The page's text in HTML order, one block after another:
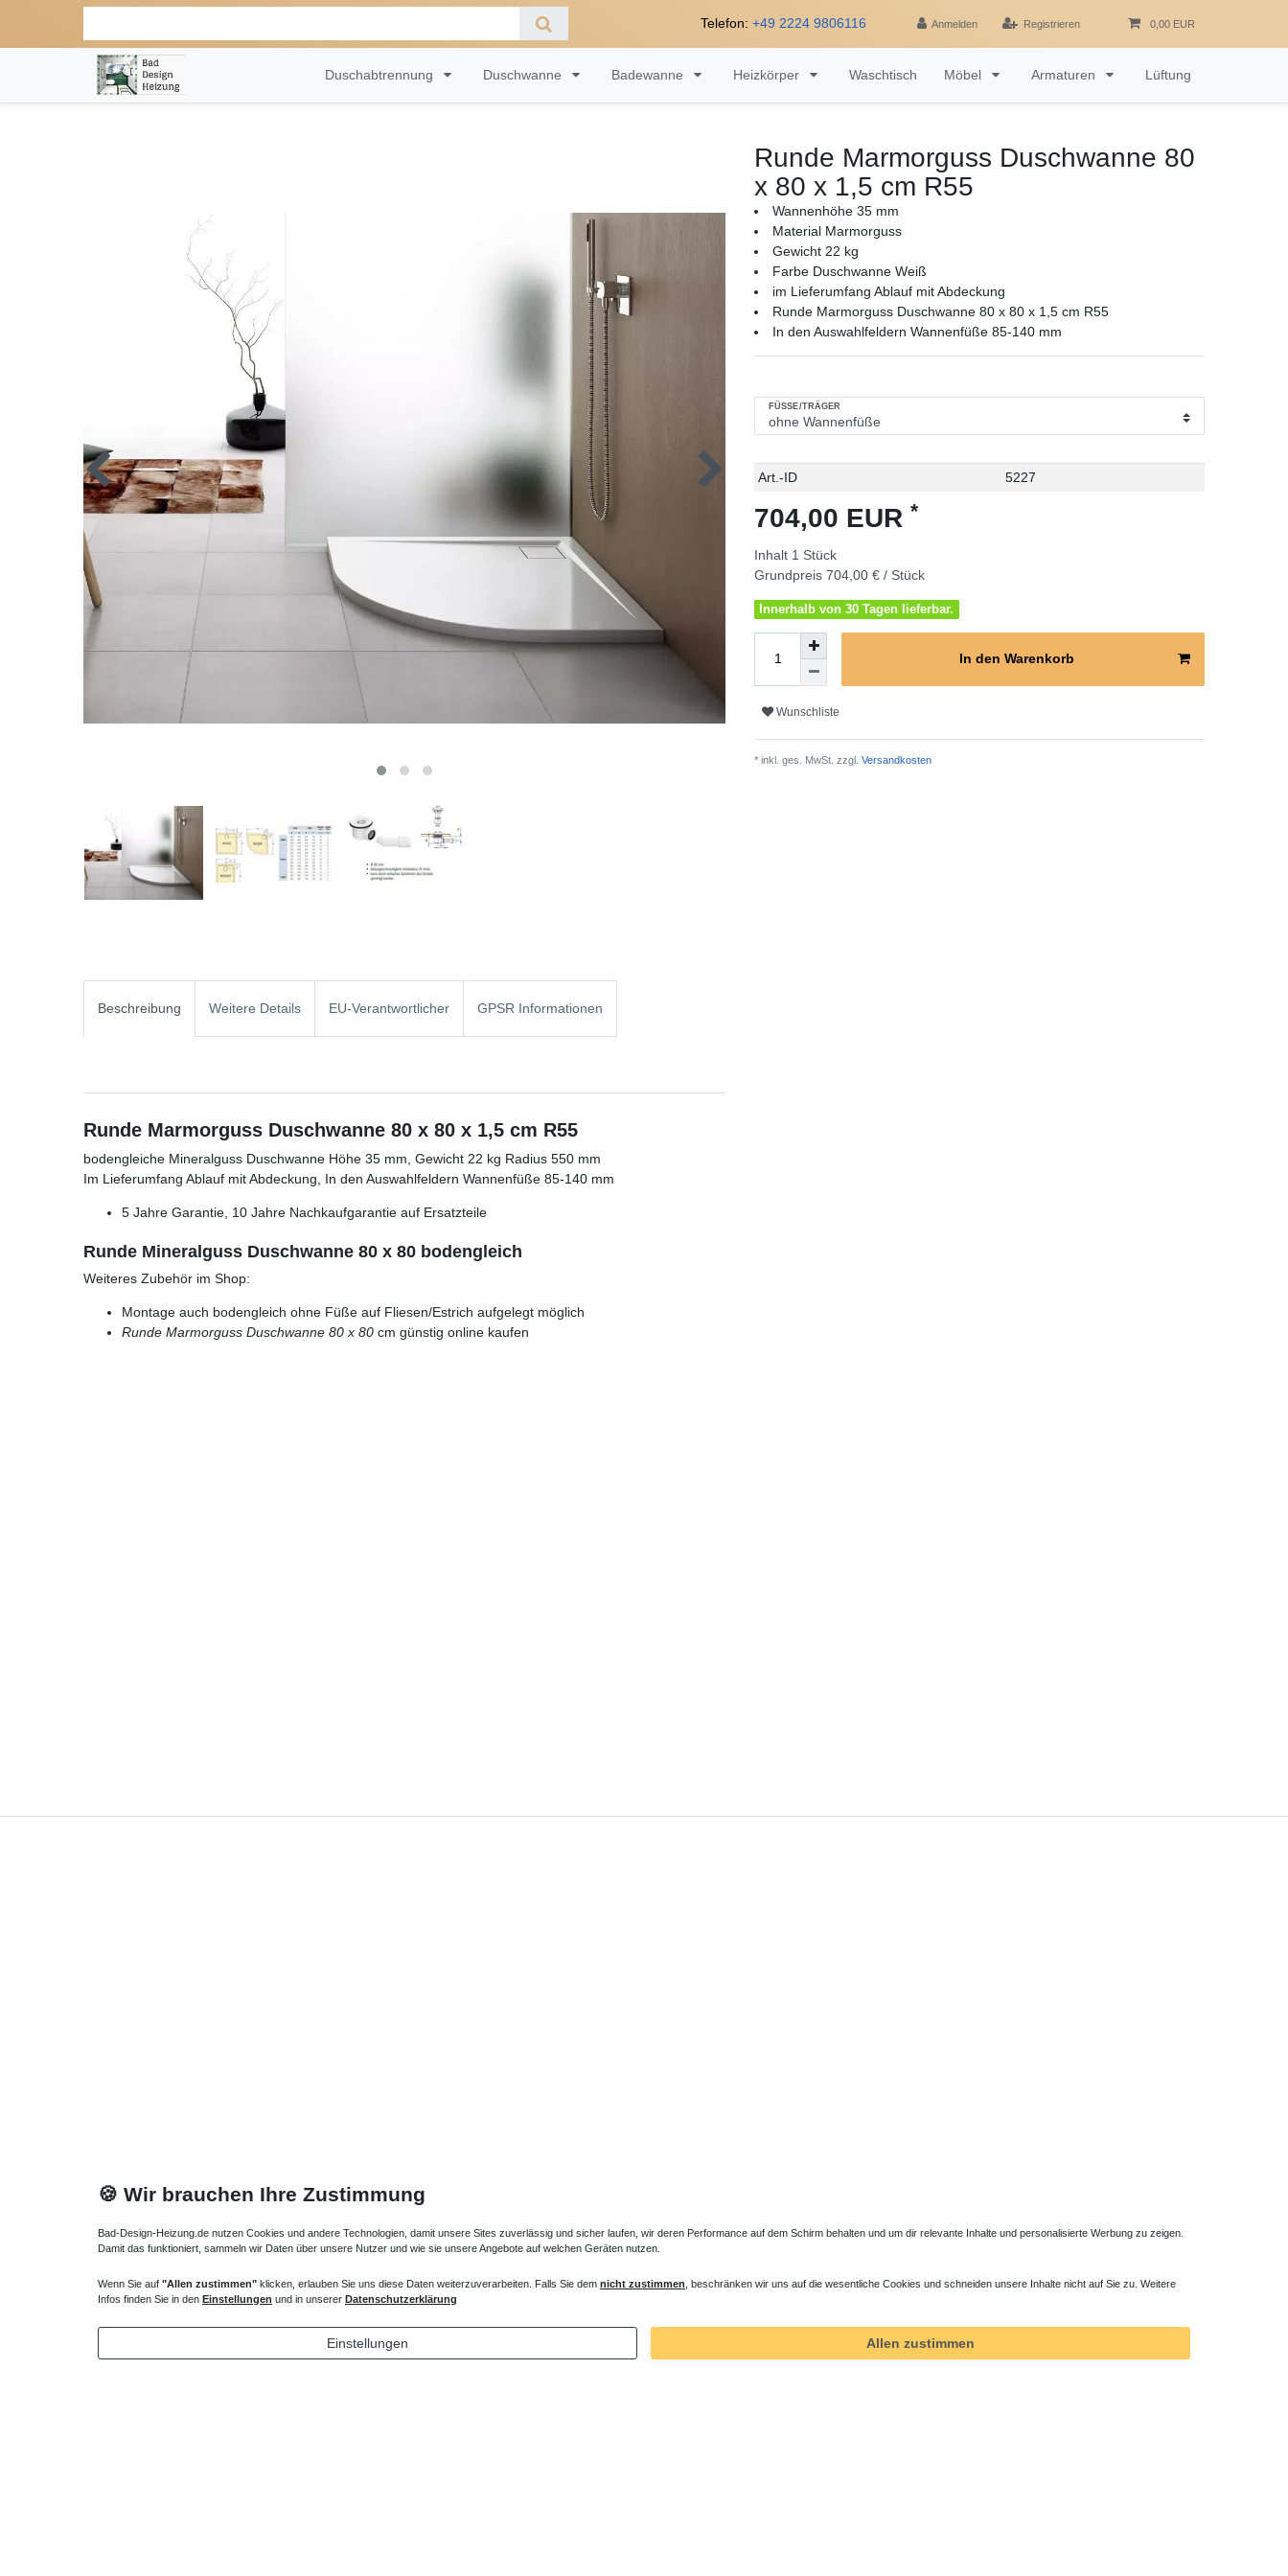
Telefon: +49 2224 9806116 Anmelden Registrieren 0,00 EUR
Duschabtrennung Duschwanne Badewanne Heizkörper Waschtisch Möbel Armaturen Lüftung
Runde Marmorguss Duschwanne 80
x 80 x 1,5 cm R55
Wannenhöhe 35 mm
Material Marmorguss
Gewicht 22 kg
Farbe Duschwanne Weiß
im Lieferumfang Ablauf mit Abdeckung
Runde Marmorguss Duschwanne 80 x 80 x 1,5 cm R55
In den Auswahlfeldern Wannenfüße 85-140 mm
FÜSSE/TRÄGER
Technisches
Wert
Art.-ID 5227
704,00 EUR *
Inhalt 1 Stück
Grundpreis 704,00 € / Stück
Innerhalb von 30 Tagen lieferbar.
In den Warenkorb
Wunschliste
* inkl. ges. MwSt. zzgl. Versandkosten
Beschreibung Weitere Details EU-Verantwortlicher GPSR Informationen
Runde Marmorguss Duschwanne 80 x 80 x 1,5 cm R55
bodengleiche Mineralguss Duschwanne Höhe 35 mm, Gewicht 22 kg Radius 550 mm
Im Lieferumfang Ablauf mit Abdeckung, In den Auswahlfeldern Wannenfüße 85-140 mm
5 Jahre Garantie, 10 Jahre Nachkaufgarantie auf Ersatzteile
Runde Mineralguss Duschwanne 80 x 80 bodengleich
Weiteres Zubehör im Shop:
Montage auch bodengleich ohne Füße auf Fliesen/Estrich aufgelegt möglich
Runde Marmorguss Duschwanne 80 x 80 cm günstig online kaufen
cm R55
🍪 Wir brauchen Ihre Zustimmung
Bad-Design-Heizung.de nutzen Cookies und andere Technologien, damit unsere Sites zuverlässig und sicher laufen, wir deren Performance auf dem Schirm behalten und um dir relevante Inhalte und personalisierte Werbung zu zeigen.
Damit das funktioniert, sammeln wir Daten über unsere Nutzer und wie sie unsere Angebote auf welchen Geräten nutzen.
Wenn Sie auf "Allen zustimmen" klicken, erlauben Sie uns diese Daten weiterzuverarbeiten. Falls Sie dem nicht zustimmen , beschränken wir uns auf die wesentliche Cookies und schneiden unsere Inhalte nicht auf Sie zu. Weitere
Infos finden Sie in den Einstellungen und in unserer Datenschutzerklärung
Einstellungen Allen zustimmen